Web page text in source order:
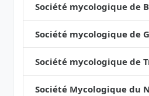
Société mycologique de
Société mycologique de
Société mycologique de
Société Mycologique du